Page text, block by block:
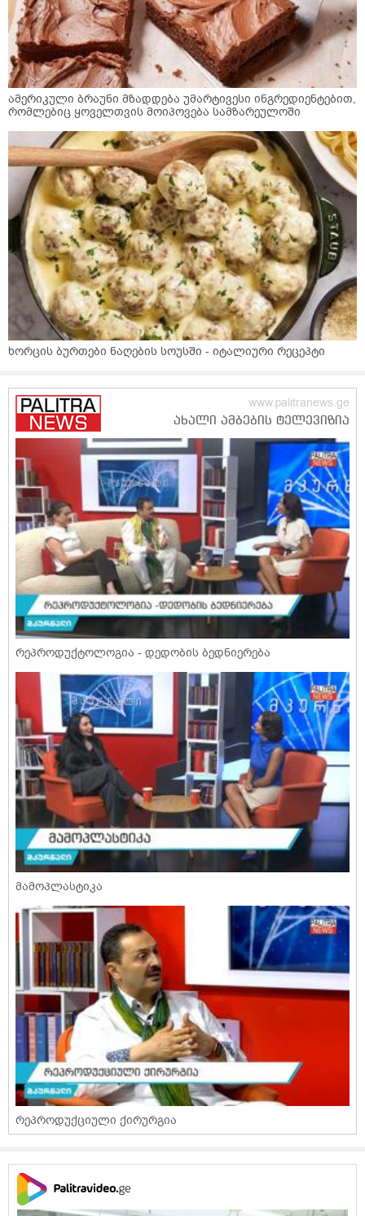
ამერიკული ბრაუნი მზადდება უმარტივესი ინგრედიენტებით,
რომლებიც ყოველთვის მოიპოვება სამზარეულოში
ხორცის ბურთები ნაღების სოუსში - იტალიური რეცეპტი
რეპროდუქტოლოგია - დედობის ბედნიერება
მამოპლასტიკა
რეპროდუქციული ქირურგია